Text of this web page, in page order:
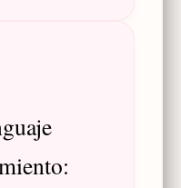
de Inglés